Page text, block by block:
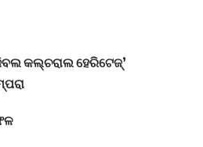
କଲ୍‌ଚରାଲ ହେରିଟେଜ୍‌’